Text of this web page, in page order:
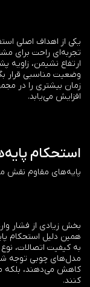
یکی از اهداف اصلی
تجربه‌ای راحت برای
ارتفاع نشیمن، زاویه
وضعیت مناسبی قرار
زمان بیشتری را در
افزایش می‌یابد.
استحکام
پایه‌های مقاوم نقش
بخش زیادی از فشار
همین دلیل استحکام
به کیفیت اتصالات،
مدل‌های چوبی توجه
کاهش می‌دهند، بلکه
کنند.